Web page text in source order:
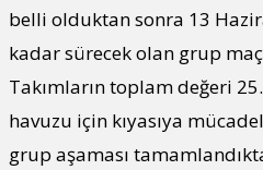
belli olduktan sonra 13
kadar sürecek olan grup
Takımların toplam değeri
havuzu için kıyasıya
grup aşaması